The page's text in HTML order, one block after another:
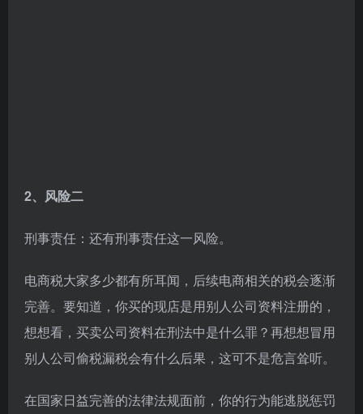
2、风险二
刑事责任：还有刑事责任这一风险。
电商税大家多少都有所耳闻，后续电商相关的税会逐渐
完善。要知道，你买的现店是用别人公司资料注册的，
想想看，买卖公司资料在刑法中是什么罪？再想想冒用
别人公司偷税漏税会有什么后果，这可不是危言耸听。
在国家日益完善的法律法规面前，你的行为能逃脱惩罚